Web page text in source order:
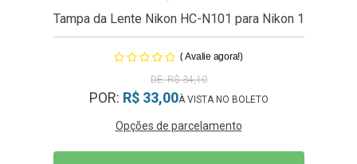
Tampa da Lente Nikon HC-N101 para Nikon 1
(Avalie agora!)
R$ 34,10
POR: R$ 33,00
Opções de parcelamento